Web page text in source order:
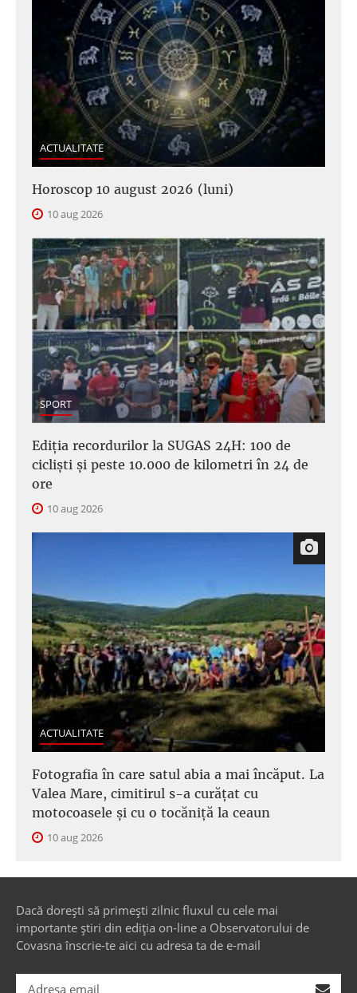
ACTUALITATE
Horoscop 10 august 2026 (luni)
10 aug 2026
SPORT
Ediția recordurilor la SUGAS 24H: 100 de
cicliști și peste 10.000 de kilometri în 24 de
ore
10 aug 2026
ACTUALITATE
Fotografia în care satul abia a mai încăput. La
Valea Mare, cimitirul s-a curățat cu
motocoasele și cu o tocăniță la ceaun
10 aug 2026
Dacă dorești să primești zilnic fluxul cu cele mai
importante știri din ediția on-line a Observatorului de
Covasna înscrie-te aici cu adresa ta de e-mail